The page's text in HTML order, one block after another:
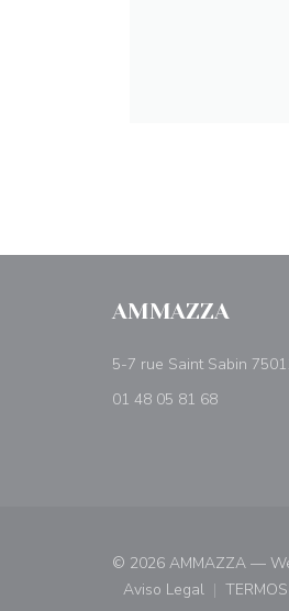
AMMAZZA
5-7 rue Saint Sabin
01 48 05 81 68
© 2026 AMMAZZA —
Aviso Legal
((abre numa